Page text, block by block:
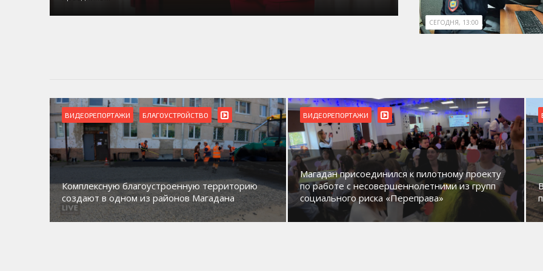
СЕГОДНЯ, 13:00
ВИДЕОРЕПОРТАЖИ БЛАГОУСТРОЙСТВО
Комплексную благоустроенную территорию
создают в одном из районов Магадана
ВИДЕОРЕПОРТАЖИ
Магадан присоединился к пилотному проекту
по работе с несовершеннолетними из групп
социального риска «Переправа»